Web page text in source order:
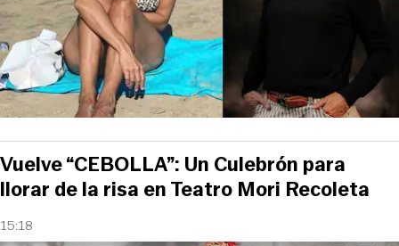
15:18
Vuelve “CEBOLLA”: Un Culebrón para
llorar de la risa en Teatro Mori Recoleta